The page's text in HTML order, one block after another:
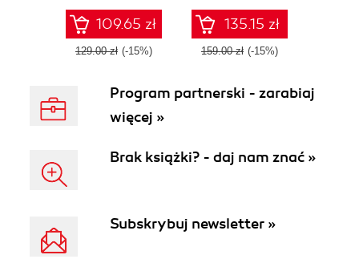
109.65 zł
129.00 zł (-15%)
135.15 zł
159.00 zł (-15%)
Program partnerski - zarabiaj
więcej »
Brak książki? - daj nam znać »
Subskrybuj newsletter »